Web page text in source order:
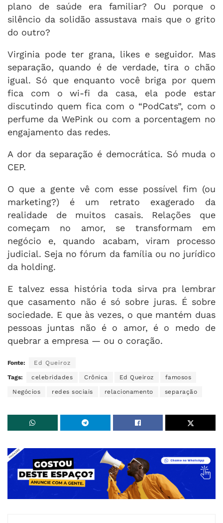
plano de saúde era familiar? Ou porque o
silêncio da solidão assustava mais que o grito
do outro?
Virginia pode ter grana, likes e seguidor. Mas
separação, quando é de verdade, tira o chão
igual. Só que enquanto você briga por quem
fica com o wi-fi da casa, ela pode estar
discutindo quem fica com o “PodCats”, com o
perfume da WePink ou com a porcentagem no
engajamento das redes.
A dor da separação é democrática. Só muda o
CEP.
O que a gente vê com esse possível fim (ou
marketing?) é um retrato exagerado da
realidade de muitos casais. Relações que
começam no amor, se transformam em
negócio e, quando acabam, viram processo
judicial. Seja no fórum da família ou no jurídico
da holding.
E talvez essa história toda sirva pra lembrar
que casamento não é só sobre juras. É sobre
sociedade. E que às vezes, o que mantém duas
pessoas juntas não é o amor, é o medo de
quebrar a empresa — ou o coração.
Fonte: Ed Queiroz
Tags: celebridades Crônica Ed Queiroz famosos
Negócios redes sociais relacionamento separação